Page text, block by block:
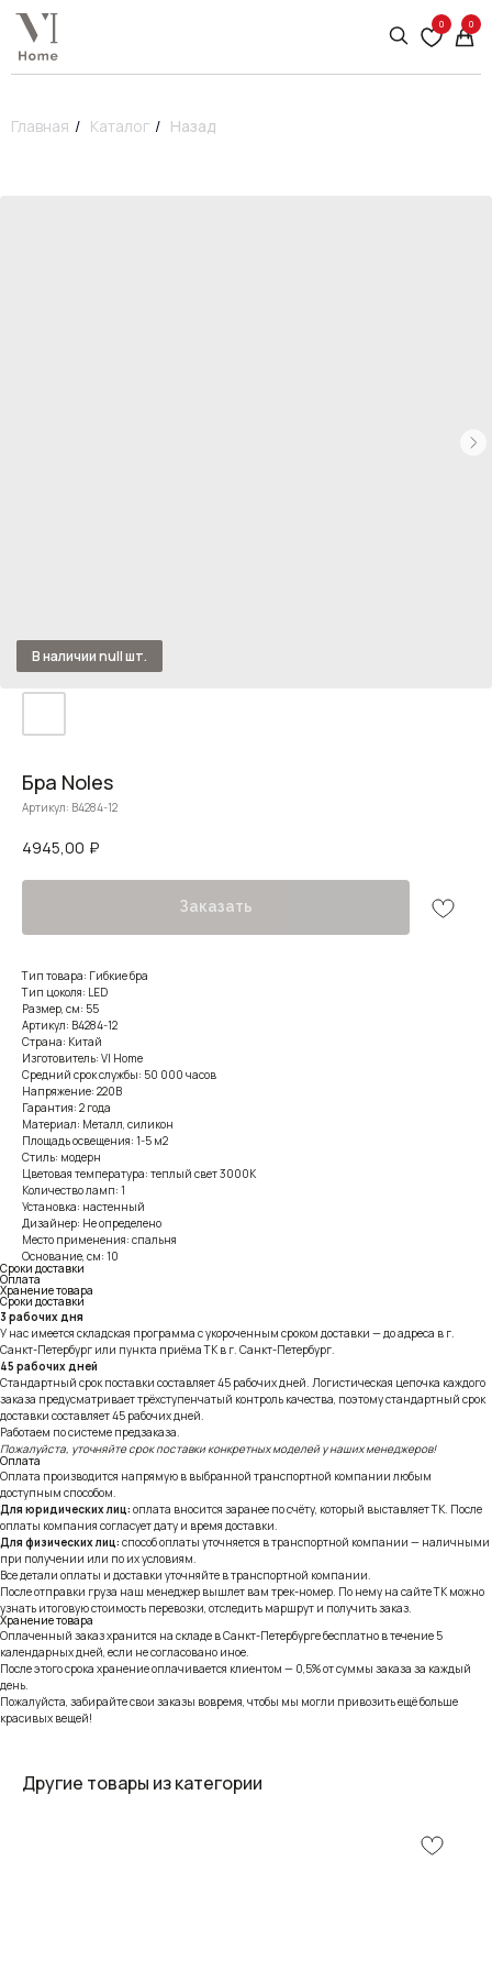
0 0
Главная / Каталог / Назад
Бра Noles
Артикул: B4284-12
4945,00 ₽
Заказать
Тип товара: Гибкие бра
Тип цоколя: LED
Размер, см: 55
Артикул: B4284-12
Страна: Китай
Изготовитель: VI Home
Средний срок службы: 50 000 часов
Напряжение: 220В
Гарантия: 2 года
Материал: Металл, силикон
Площадь освещения: 1-5 м2
Стиль: модерн
Цветовая температура: теплый свет 3000К
Количество ламп: 1
Установка: настенный
Дизайнер: Не определено
Место применения: спальня
Основание, см: 10
Сроки доставки
Оплата
Хранение товара
Сроки доставки
3 рабочих дня
У нас имеется складская программа с укороченным сроком доставки — до адреса в г.
Санкт-Петербург или пункта приёма ТК в г. Санкт-Петербург.
45 рабочих дней
Стандартный срок поставки составляет 45 рабочих дней. Логистическая цепочка каждого
заказа предусматривает трёхступенчатый контроль качества, поэтому стандартный срок
доставки составляет 45 рабочих дней.
Работаем по системе предзаказа.
Пожалуйста, уточняйте срок поставки конкретных моделей у наших менеджеров!
Оплата
Оплата производится напрямую в выбранной транспортной компании любым
доступным способом.
Для юридических лиц: оплата вносится заранее по счёту, который выставляет ТК. После
оплаты компания согласует дату и время доставки.
Для физических лиц: способ оплаты уточняется в транспортной компании — наличными
при получении или по их условиям.
Все детали оплаты и доставки уточняйте в транспортной компании.
После отправки груза наш менеджер вышлет вам трек-номер. По нему на сайте ТК можно
узнать итоговую стоимость перевозки, отследить маршрут и получить заказ.
Хранение товара
Оплаченный заказ хранится на складе в Санкт-Петербурге бесплатно в течение 5
календарных дней, если не согласовано иное.
После этого срока хранение оплачивается клиентом — 0,5% от суммы заказа за каждый
день.
Пожалуйста, забирайте свои заказы вовремя, чтобы мы могли привозить ещё больше
красивых вещей!
Другие товары из категории